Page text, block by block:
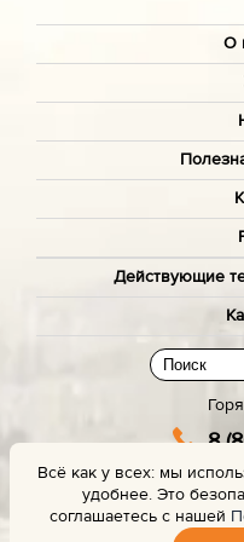
О
Действующие
8
Всё как у всех: мы
удобнее. Это
соглашаетесь с нашей